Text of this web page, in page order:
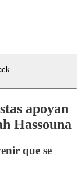
apoyan
Hassouna
que se